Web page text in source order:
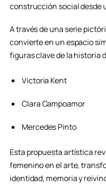
construcción social desde
A través de una serie
convierte en un espacio
figuras clave de la historia
Victoria Kent
Clara Campoamor
Mercedes Pinto
Esta propuesta artística
femenino en el arte,
identidad, memoria y